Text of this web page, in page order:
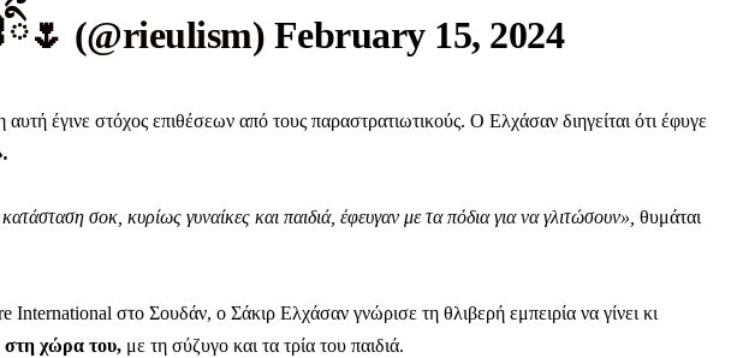
Καθημερινή Μαχητική
Εφημερίδα
(@rieulism) February 15, 2024
έγινε στόχος επιθέσεων από τους παραστρατιωτικούς. Ο Ελχάσαν διηγείται ότι έφυγε
σοκ, κυρίως γυναίκες και παιδιά, έφευγαν με τα πόδια για να γλιτώσουν», θυμάται
International στο Σουδάν, ο Σάκιρ Ελχάσαν γνώρισε τη θλιβερή εμπειρία να γίνει κι
στη χώρα του, με τη σύζυγο και τα τρία του παιδιά.